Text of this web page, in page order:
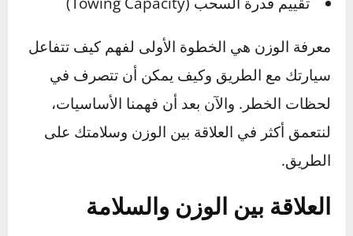
الموقع الإلكتروني الرسمي للشركة المصنعة
ومن المهم معرفة هذه الأوزان عند:
شراء إطارات جديدة
تحميل السيارة لمسافات طويلة
معرفة الوزن هي الخطوة الأولى لفهم كيف تتفاعل